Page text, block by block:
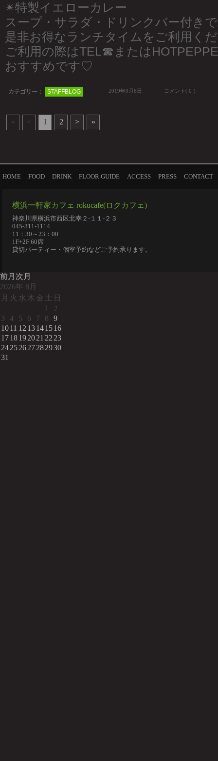
✴︎特製イエローカレー
スープ・サラダ・ドリンクバー付き
是非お得なランチタイムをご利用く
ご利用の際はTEL☎︎または
おすすめです♡
カテゴリー： STAFFBLOG 2019年9月6日 コメント( 0 ）
« < 1 2 > »
HOME FOOD DRINK FLOOR GUIDE ACCESS PRESS CONTACT
横浜一軒家カフェ rokucafe(ロクカフェ)
神奈川県横浜市西区北幸２-１１-２３
045-311-1114
11：30～23：00
1F+2F 60席
貸切パーティー・個室予約などご予約承ります。
前月 次月
2026年 8月
月 火 水 木 金 土 日
1
2
3
4 5 6 7 8
9
1011 12 13141516
1718192021 22 23
24252627282930
31